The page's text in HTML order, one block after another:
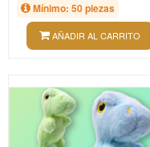
Mínimo: 50 piezas
AÑADIR AL CARRITO